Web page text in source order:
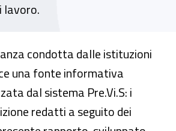
lavoro.
condotta dalle istituzioni
una fonte informativa
dal sistema Pre.Vi.S: i
redatti a seguito dei